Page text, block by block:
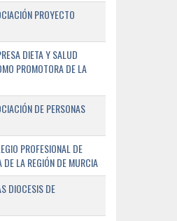
PROYECTO
DIETA Y SALUD
PROMOTORA DE LA
DE PERSONAS
PROFESIONAL DE
DE LA REGIÓN DE MURCIA
DIOCESIS DE